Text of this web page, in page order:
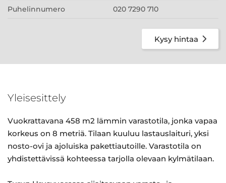
Puhelinnumero 020 7290 710
Kysy hintaa
Yleisesittely
Vuokrattavana 458 m2 lämmin varastotila, jonka vapaa
korkeus on 8 metriä. Tilaan kuuluu lastauslaituri, yksi
nosto-ovi ja ajoluiska pakettiautoille. Varastotila on
yhdistettävissä kohteessa tarjolla olevaan kylmätilaan.